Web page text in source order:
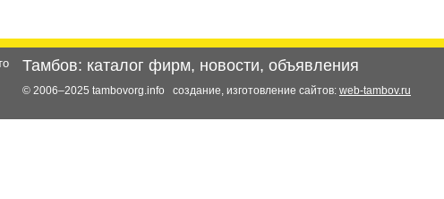
Тамбов: каталог фирм, новости, объявления
© 2006–2025 tambovorg.info создание, изготовление сайтов: web-tambov.ru